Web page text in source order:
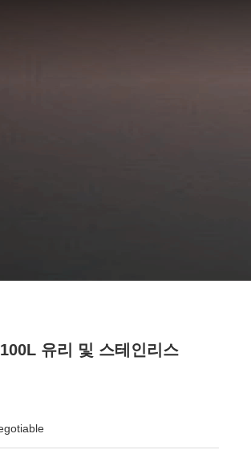
유리 및 스테인리스